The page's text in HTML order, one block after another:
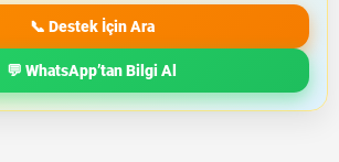
📞 Destek İçin Ara
💬 WhatsApp’tan Bilgi Al